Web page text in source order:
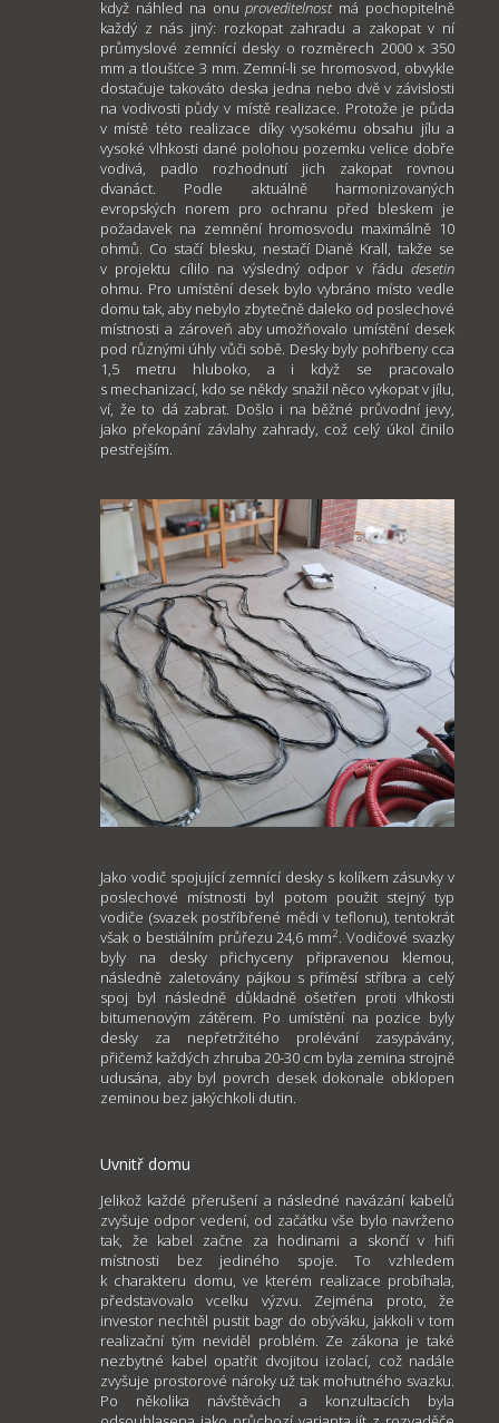
když náhled na onuproveditelnost má pochopitelně
každý z nás jiný: rozkopat zahradu a zakopat v ní
průmyslové zemnící desky o rozměrech 2000 x 350
mm a tloušťce 3 mm. Zemní-li se hromosvod, obvykle
dostačuje takováto deska jedna nebo dvě v závislosti
na vodivosti půdy v místě realizace. Protože je půda
v místě této realizace díky vysokému obsahu jílu a
vysoké vlhkosti dané polohou pozemku velice dobře
vodivá, padlo rozhodnutí jich zakopat rovnou
dvanáct. Podle aktuálně harmonizovaných
evropských norem pro ochranu před bleskem je
požadavek na zemnění hromosvodu maximálně 10
ohmů. Co stačí blesku, nestačí Dianě Krall, takže se
v projektu cílilo na výsledný odpor v řádu desetin
ohmu. Pro umístění desek bylo vybráno místo vedle
domu tak, aby nebylo zbytečně daleko od poslechové
místnosti a zároveň aby umožňovalo umístění desek
pod různými úhly vůči sobě. Desky byly pohřbeny cca
1,5 metru hluboko, a i když se pracovalo
s mechanizací, kdo se někdy snažil něco vykopat v jílu,
ví, že to dá zabrat. Došlo i na běžné průvodní jevy,
jako překopání závlahy zahrady, což celý úkol činilo
pestřejším.
Jako vodič spojující zemnící desky s kolíkem zásuvky v
poslechové místnosti byl potom použit stejný typ
vodiče (svazek postříbřené mědi v teflonu), tentokrát
však o bestiálním průřezu 24,6 mm2. Vodičové svazky
byly na desky přichyceny připravenou klemou,
následně zaletovány pájkou s příměsí stříbra a celý
spoj byl následně důkladně ošetřen proti vlhkosti
bitumenovým zátěrem. Po umístění na pozice byly
desky za nepřetržitého prolévání zasypávány,
přičemž každých zhruba 20-30 cm byla zemina strojně
udusána, aby byl povrch desek dokonale obklopen
zeminou bez jakýchkoli dutin.
Uvnitř domu
Jelikož každé přerušení a následné navázání kabelů
zvyšuje odpor vedení, od začátku vše bylo navrženo
tak, že kabel začne za hodinami a skončí v hifi
místnosti bez jediného spoje. To vzhledem
k charakteru domu, ve kterém realizace probíhala,
představovalo vcelku výzvu. Zejména proto, že
investor nechtěl pustit bagr do obýváku, jakkoli v tom
realizační tým neviděl problém. Ze zákona je také
nezbytné kabel opatřit dvojitou izolací, což nadále
zvyšuje prostorové nároky už tak mohutného svazku.
Po několika návštěvách a konzultacích byla